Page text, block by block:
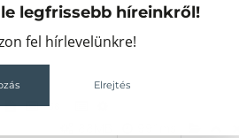
legfrissebb híreinkről!
fel hírlevelünkre!
Elrejtés
68